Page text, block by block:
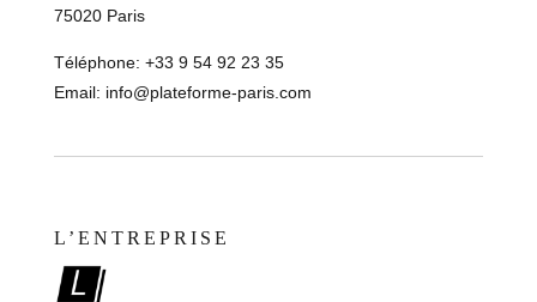
75020 Paris
Téléphone: +33 9 54 92 23 35
Email: info@plateforme-paris.com
L’ENTREPRISE